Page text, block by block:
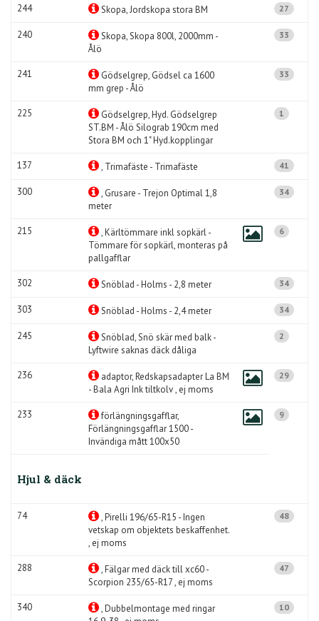
244 Skopa, Jordskopa stora BM 27
240
Skopa, Skopa 800l, 2000mm -
Ålö
33
241
Gödselgrep, Gödsel ca 1600
mm grep - Ålö
33
225
Gödselgrep, Hyd. Gödselgrep
ST.BM - Ålö Silograb 190cm med
Stora BM och 1" Hyd.kopplingar
1
137 , Trimafäste - Trimafäste 41
300
, Grusare - Trejon Optimal 1,8
meter
34
215
, Kärltömmare inkl sopkärl -
Tömmare för sopkärl, monteras på
pallgafflar
6
302 Snöblad - Holms - 2,8 meter 34
303 Snöblad - Holms - 2,4 meter 34
245
Snöblad, Snö skär med balk -
Lyftwire saknas däck dåliga
2
236
adaptor, Redskapsadapter La BM
- Bala Agri Ink tiltkolv , ej moms
29
233
förlängningsgafflar,
Förlängningsgafflar 1500 -
Invändiga mått 100x50
9
Hjul & däck
74
, Pirelli 196/65-R15 - Ingen
vetskap om objektets beskaffenhet.
, ej moms
48
288
, Fälgar med däck till xc60 -
Scorpion 235/65-R17 , ej moms
47
340
, Dubbelmontage med ringar
10